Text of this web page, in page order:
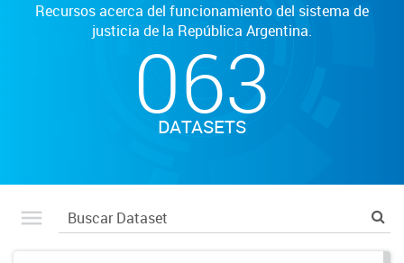
Recursos acerca del funcionamiento del sistema de
justicia de la República Argentina.
063
DATASETS